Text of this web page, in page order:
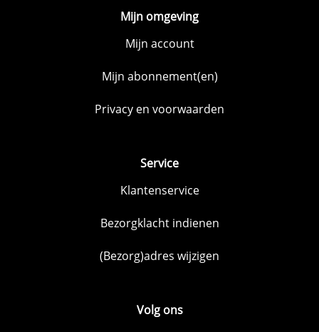
Mijn omgeving
Mijn account
Mijn abonnement(en)
Privacy en voorwaarden
Service
Klantenservice
Bezorgklacht indienen
(Bezorg)adres wijzigen
Volg ons